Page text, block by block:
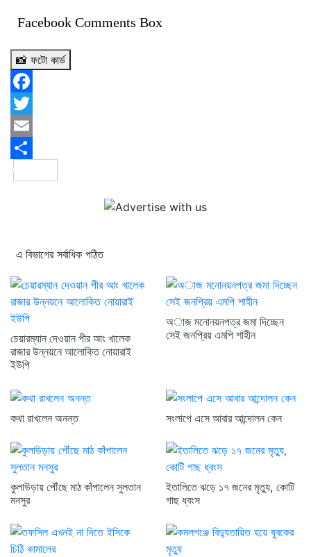
Facebook Comments Box
📸 ফটো কার্ড
Facebook
Twitter
Email
এ বিভাগের সর্বাধিক পঠিত
চেয়ারম্যান দেওয়ান পীর আং খালেক
রাজার উন্নয়নে আলোকিত নোয়ারাই
ইউপি
অাজ মনোনয়নপত্র জমা দিচ্ছেন
সেই জনপ্রিয় এমপি শাহীন
কথা রাখলেন অনন্ত সংলাপে এসে আবার আন্দোলন কেন
কুলাউড়ায় পৌঁছে মাঠ কাঁপালেন সুলতান
মনসুর
ইতালিতে ঝড়ে ১৭ জনের মৃত্যু, কোটি
গাছ ধ্বংস